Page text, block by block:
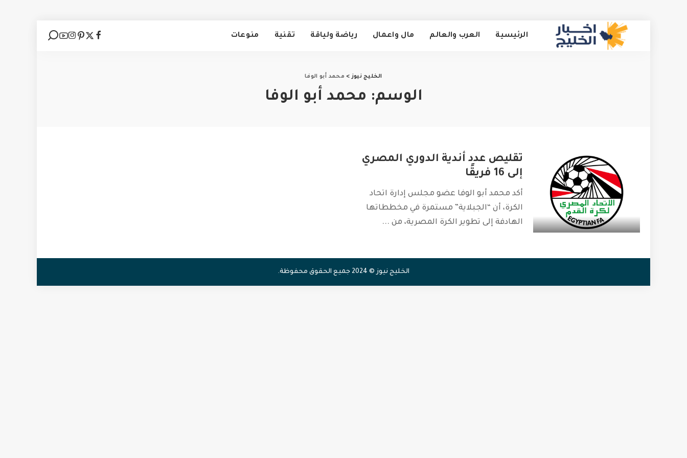
الرئيسية العرب والعالم مال واعمال رياضة ولياقة تقنية منوعات
الخليج نيوز> محمد أبو الوفا
الوسم: محمد أبو الوفا
تقليص عدد أندية الدوري المصري
إلى 16 فريقًا
أكد محمد أبو الوفا عضو مجلس إدارة اتحاد
الكرة، أن “الجبلاية” مستمرة في مخططاتها
الهادفة إلى تطوير الكرة المصرية، من ...
الخليج نيوز © 2024 جميع الحقوق محفوظة.